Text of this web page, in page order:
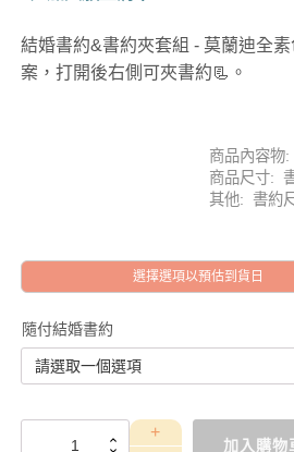
範
圍：
結婚書約&書約夾套組 - 莫蘭迪全
案，打開後右側可夾書約📃。
商品內容物
商品尺寸:
其他: 書約
選擇選項以預估到貨日
隨付結婚書約
WES42P
加入購物